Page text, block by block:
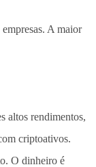
A maior
altos rendimentos,
criptoativos.
O dinheiro é